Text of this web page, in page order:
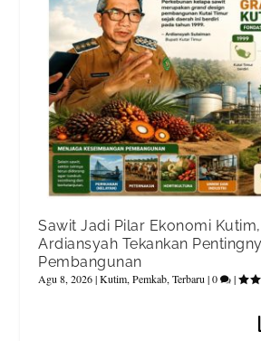
Sawit Jadi Pilar Ekonomi
Ardiansyah Tekankan
Pembangunan
Agu 8, 2026|Kutim,Pemkab,Terbaru |0 |